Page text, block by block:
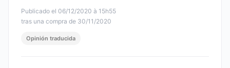
Publicado el 06/12/2020 à 15h55
tras una compra de 30/11/2020
Opinión traducida